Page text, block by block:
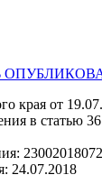
края от
в статью
24.07.2018